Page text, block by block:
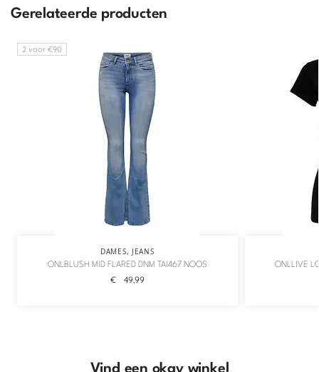
Gerelateerde producten
2 voor €90
DAMES, JEANS
ONLBLUSH MID FLARED DNM TAI467 NOOS
€ 49,99
ONLLIVE